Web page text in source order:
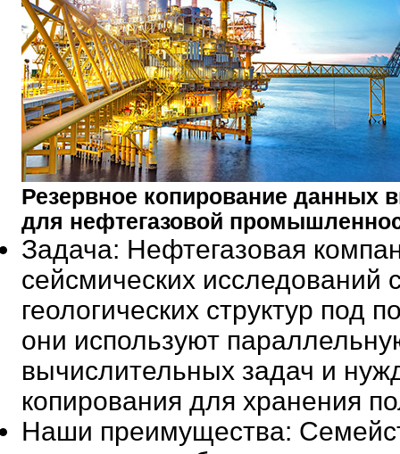
Резервное копирование данных
для нефтегазовой
Задача: Нефтегазовая
сейсмических исследований
геологических структур под
они используют
вычислительных задач и
копирования для хранения
Наши преимущества: